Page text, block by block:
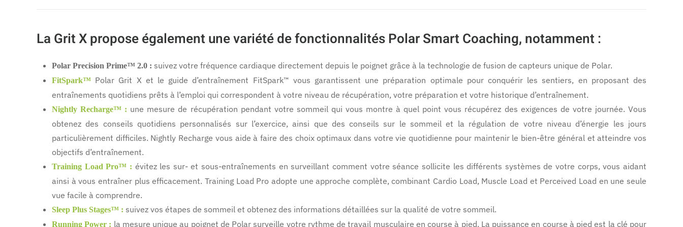
La Grit X propose également une variété de fonctionnalités Polar Smart Coaching, notamment :
Polar Precision Prime™ 2.0 : suivez votre fréquence cardiaque directement depuis le poignet grâce à la technologie de fusion de capteurs unique de Polar.
FitSpark™ Polar Grit X et le guide d’entraînement FitSpark™ vous garantissent une préparation optimale pour conquérir les sentiers, en proposant des
entraînements quotidiens prêts à l’emploi qui correspondent à votre niveau de récupération, votre préparation et votre historique d’entraînement.
Nightly Recharge™ : une mesure de récupération pendant votre sommeil qui vous montre à quel point vous récupérez des exigences de votre journée. Vous
obtenez des conseils quotidiens personnalisés sur l’exercice, ainsi que des conseils sur le sommeil et la régulation de votre niveau d’énergie les jours
particulièrement difficiles. Nightly Recharge vous aide à faire des choix optimaux dans votre vie quotidienne pour maintenir le bien-être général et atteindre vos
objectifs d’entraînement.
Training Load Pro™ : évitez les sur- et sous-entraînements en surveillant comment votre séance sollicite les différents systèmes de votre corps, vous aidant
ainsi à vous entraîner plus efficacement. Training Load Pro adopte une approche complète, combinant Cardio Load, Muscle Load et Perceived Load en une seule
vue facile à comprendre.
Sleep Plus Stages™ : suivez vos étapes de sommeil et obtenez des informations détaillées sur la qualité de votre sommeil.
Running Power : la mesure unique au poignet de Polar surveille votre rythme de travail musculaire en course à pied. La puissance en course à pied est la clé pour